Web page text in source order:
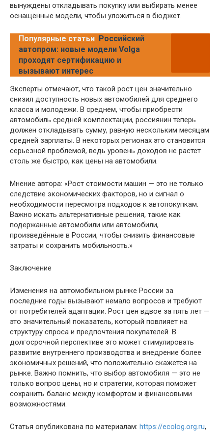
вынуждены откладывать покупку или выбирать менее
оснащённые модели, чтобы уложиться в бюджет.
Популярные статьи Российский
автопром: новые модели Volga
проходят сертификацию и
вызывают интерес
Эксперты отмечают, что такой рост цен значительно
снизил доступность новых автомобилей для среднего
класса и молодежи. В среднем, чтобы приобрести
автомобиль средней комплектации, россиянин теперь
должен откладывать сумму, равную нескольким месяцам
средней зарплаты. В некоторых регионах это становится
серьезной проблемой, ведь уровень доходов не растет
столь же быстро, как цены на автомобили.
Мнение автора: «Рост стоимости машин — это не только
следствие экономических факторов, но и сигнал о
необходимости пересмотра подходов к автопокупкам.
Важно искать альтернативные решения, такие как
подержанные автомобили или автомобили,
произведённые в России, чтобы снизить финансовые
затраты и сохранить мобильность.»
Заключение
Изменения на автомобильном рынке России за
последние годы вызывают немало вопросов и требуют
от потребителей адаптации. Рост цен вдвое за пять лет —
это значительный показатель, который повлияет на
структуру спроса и предпочтения покупателей. В
долгосрочной перспективе это может стимулировать
развитие внутреннего производства и внедрение более
экономичных решений, что положительно скажется на
рынке. Важно помнить, что выбор автомобиля — это не
только вопрос цены, но и стратегии, которая поможет
сохранить баланс между комфортом и финансовыми
возможностями.
Статья опубликована по материалам: https://ecolog.org.ru,